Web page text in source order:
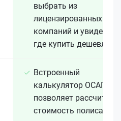
выбрать из
лицензированных 15+
компаний и увидеть,
где купить дешевле
Встроенный
калькулятор ОСАГО
позволяет рассчитать
стоимость полиса